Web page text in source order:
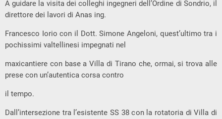
A guidare la visita dei colleghi ingegneri dell’Ordine di Sondrio, il
direttore dei lavori di Anas ing.
Francesco Iorio con il Dott. Simone Angeloni, quest’ultimo tra i
pochissimi valtellinesi impegnati nel
maxicantiere con base a Villa di Tirano che, ormai, si trova alle
prese con un’autentica corsa contro
il tempo.
Dall’intersezione tra l’esistente SS 38 con la rotatoria di Villa di